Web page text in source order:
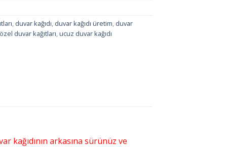
, duvar kağıdı, duvar kağıdı üretim, duvar
özel duvar kağıtları,ucuz duvar kağıdı
kağıdının arkasına sürünüz ve